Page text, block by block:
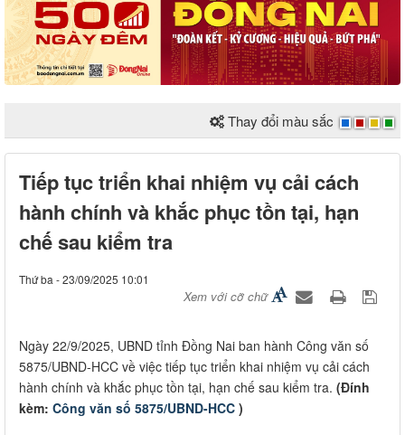
Thay đổi màu sắc
Tiếp tục triển khai nhiệm vụ cải cách
hành chính và khắc phục tồn tại, hạn
chế sau kiểm tra
Thứ ba - 23/09/2025 10:01
Xem với cỡ chữ
Ngày 22/9/2025, UBND tỉnh Đồng Nai ban hành Công văn số
5875/UBND-HCC về việc tiếp tục triển khai nhiệm vụ cải cách
hành chính và khắc phục tồn tại, hạn chế sau kiểm tra. (Đính
kèm: Công văn số 5875/UBND-HCC )